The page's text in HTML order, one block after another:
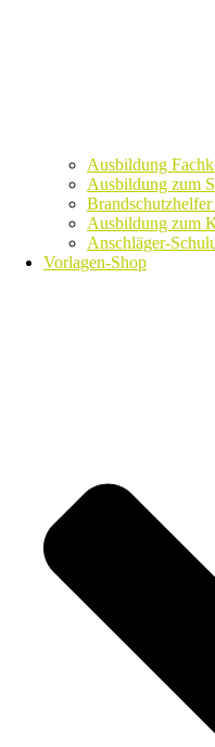
Ausbildung
Ausbildung zum
Ausbildung zum
Anschläger-
Vorlagen-Shop